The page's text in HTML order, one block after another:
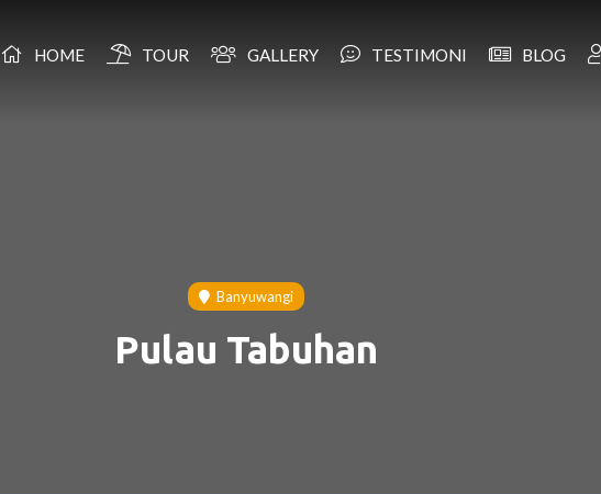
HOME TOUR GALLERY TESTIMONI BLOG
Banyuwangi
Pulau Tabuhan